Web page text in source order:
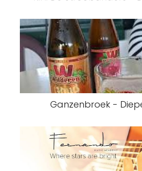
Ganzenbroek -